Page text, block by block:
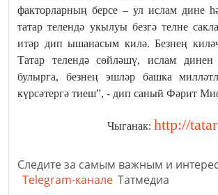
факторларның берсе – ул ислам дине
татар телендә укылуы безгә телне
итәр дип ышанасым килә. Безнең
Татар телендә сөйләшү, ислам динен
булырга, безнең эшләр башка
күрсәтергә тиеш”, - дип саный Фәрит
Чыганак: http://
Следите за самым важным и
Telegram-канале Татмедиа